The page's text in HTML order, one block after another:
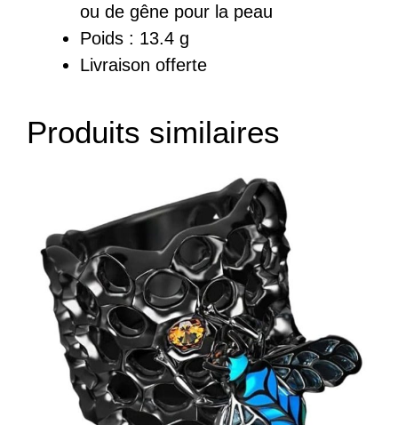
ou de gêne pour la peau
Poids : 13.4 g
Livraison offerte
Produits similaires